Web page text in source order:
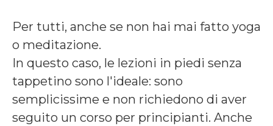
Per tutti, anche se non hai mai fatto yoga
o meditazione.
In questo caso, le lezioni in piedi senza
tappetino sono l'ideale: sono
semplicissime e non richiedono di aver
seguito un corso per principianti. Anche